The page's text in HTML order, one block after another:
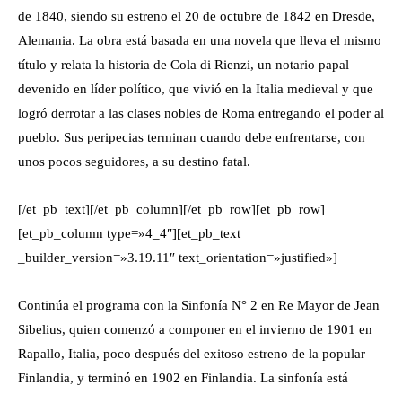
de 1840, siendo su estreno el 20 de octubre de 1842 en Dresde,
Alemania. La obra está basada en una novela que lleva el mismo
título y relata la historia de Cola di Rienzi, un notario papal
devenido en líder político, que vivió en la Italia medieval y que
logró derrotar a las clases nobles de Roma entregando el poder al
pueblo. Sus peripecias terminan cuando debe enfrentarse, con
unos pocos seguidores, a su destino fatal.
[/et_pb_text][/et_pb_column][/et_pb_row][et_pb_row]
[et_pb_column type=»4_4″][et_pb_text
_builder_version=»3.19.11″ text_orientation=»justified»]
Continúa el programa con la Sinfonía N° 2 en Re Mayor de Jean
Sibelius, quien comenzó a componer en el invierno de 1901 en
Rapallo, Italia, poco después del exitoso estreno de la popular
Finlandia, y terminó en 1902 en Finlandia. La sinfonía está